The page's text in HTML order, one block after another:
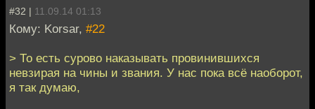
#32 | 11.09.14 01:13
Кому: Korsar, #22
> То есть сурово наказывать провинившихся
невзирая на чины и звания. У нас пока всё наоборот,
я так думаю,